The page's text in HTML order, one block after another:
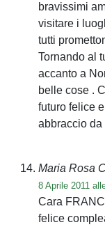
bravissimi
visitare i
tutti
Tornando al
accanto a
belle cose .
futuro felice
abbraccio
Maria Rosa
8 Aprile 2011
Cara
felice